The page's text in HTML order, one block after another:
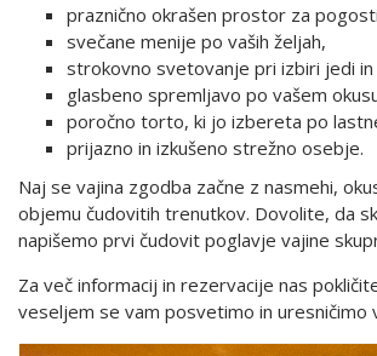
praznično okrašen prostor za
svečane menije po vaših željah,
strokovno svetovanje pri izbiri jedi in
glasbeno spremljavo po vašem
poročno torto, ki jo izbereta po
prijazno in izkušeno strežno osebje.
Naj se vajina zgodba začne z nasmehi,
objemu čudovitih trenutkov. Dovolite, da
napišemo prvi čudovit poglavje vajine
Za več informacij in rezervacije nas
veseljem se vam posvetimo in uresničimo